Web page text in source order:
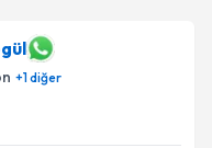
+1diğer